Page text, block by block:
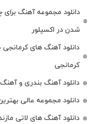
شدن در اکسپلور
دانلود آهنگ‌ های
کرمانجی
دانلود آهنگ بندری و
دانلود مجموعه عالی
دانلود آهنگ‌ های لاتی